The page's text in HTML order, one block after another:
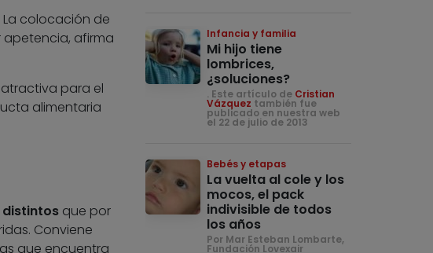
colocación de
afirma
para el
alimentaria
que por
Conviene
que encuentra
Infancia y familia
Mi hijo tiene
lombrices,
¿soluciones?
. Este artículo de Cristian
Vázquez también fue
publicado en nuestra web
el 22 de julio de 2013
Bebés y etapas
La vuelta al cole y los
mocos, el pack
indivisible de todos
los años
Por Mar Esteban Lombarte,
Fundación Lovexair